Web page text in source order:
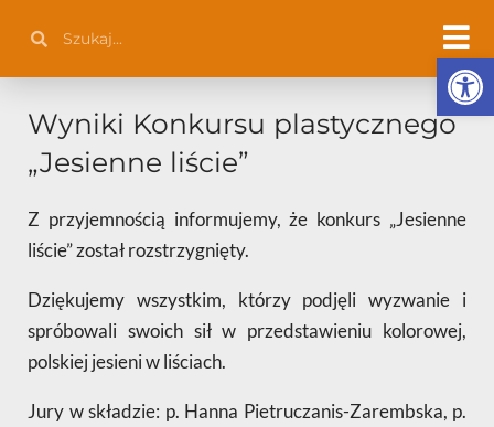
treści
Wyniki Konkursu plastycznego
„Jesienne liście”
Z przyjemnością informujemy, że konkurs „Jesienne
liście” został rozstrzygnięty.
Dziękujemy wszystkim, którzy podjęli wyzwanie i
spróbowali swoich sił w przedstawieniu kolorowej,
polskiej jesieni w liściach.
Jury w składzie: p. Hanna Pietruczanis-Zarembska, p.